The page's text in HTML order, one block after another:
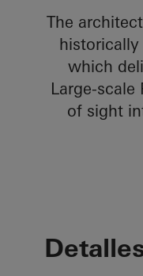
The
historically
which
Large-
of sight